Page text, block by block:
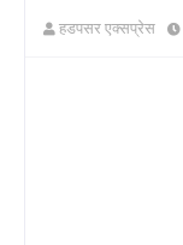
हडपसर एक्सप्रेस